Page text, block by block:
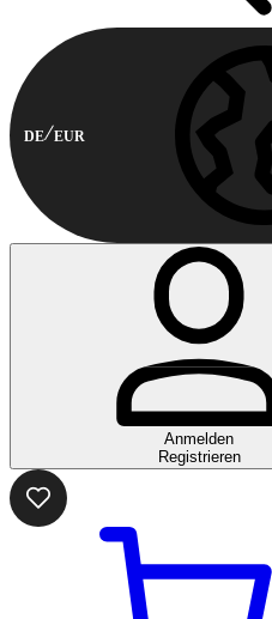
DE EUR
Anmelden
Registrieren